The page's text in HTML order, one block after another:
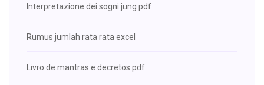
Interpretazione dei sogni jung pdf
Rumus jumlah rata rata excel
Livro de mantras e decretos pdf